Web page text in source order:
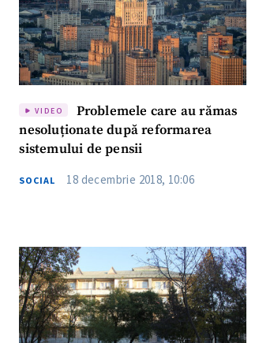
VIDEO
Problemele care au rămas
nesoluționate după reformarea
sistemului de pensii
SOCIAL 18 decembrie 2018, 10:06